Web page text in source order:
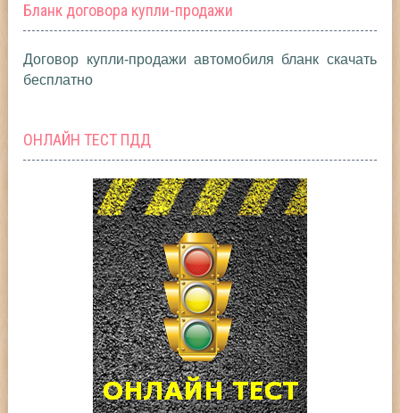
Бланк договора купли-продажи
Договор купли-продажи автомобиля бланк скачать
бесплатно
ОНЛАЙН ТЕСТ ПДД